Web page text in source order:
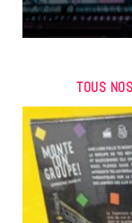
TOUS